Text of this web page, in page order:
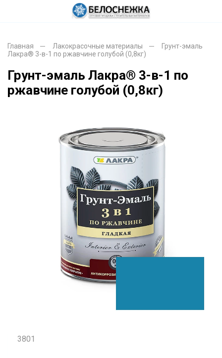
Главная Лакокрасочные материалы
Грунт-эмаль
Лакра® 3-в-1 по ржавчине голубой (0,8кг)
Грунт-эмаль Лакра® 3-в-1 по
ржавчине голубой (0,8кг)
3801